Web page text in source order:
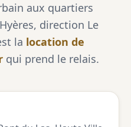
aux quartiers
direction Le
la location de
qui prend le relais.